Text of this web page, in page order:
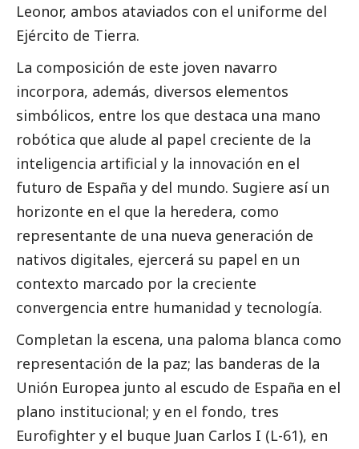
Leonor, ambos ataviados con el uniforme del
Ejército de Tierra.
La composición de este joven navarro
incorpora, además, diversos elementos
simbólicos, entre los que destaca una mano
robótica que alude al papel creciente de la
inteligencia artificial y la innovación en el
futuro de España y del mundo. Sugiere así un
horizonte en el que la heredera, como
representante de una nueva generación de
nativos digitales, ejercerá su papel en un
contexto marcado por la creciente
convergencia entre humanidad y tecnología.
Completan la escena, una paloma blanca como
representación de la paz; las banderas de la
Unión Europea junto al escudo de España en el
plano institucional; y en el fondo, tres
Eurofighter y el buque Juan Carlos I (L-61), en